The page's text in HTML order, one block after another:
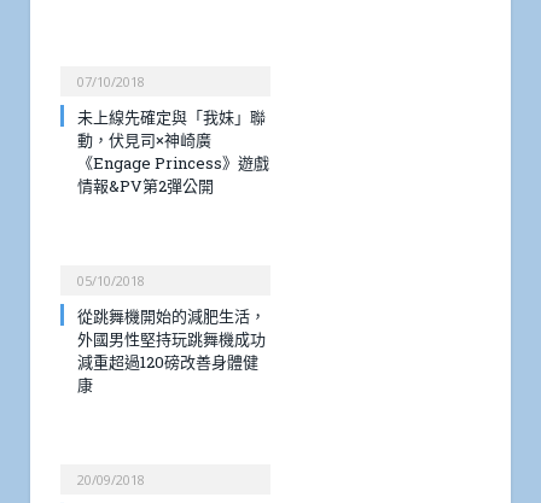
07/10/2018
未上線先確定與「我妹」聯
動，伏見司×神崎廣
《Engage Princess》遊戲
情報&PV第2彈公開
05/10/2018
從跳舞機開始的減肥生活，
外國男性堅持玩跳舞機成功
減重超過120磅改善身體健
康
20/09/2018